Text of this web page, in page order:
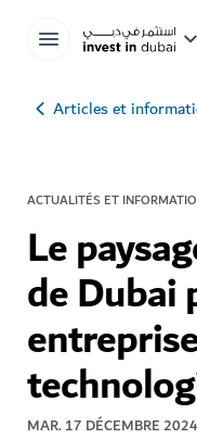
Articles et
ACTUALITÉS ET
Le
de Dubai
MAR. 17 DÉCEMBRE 2024